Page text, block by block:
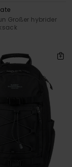
Großer hybrider